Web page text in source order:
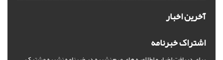
آخرین اخبار
اشتراک خبرنامه